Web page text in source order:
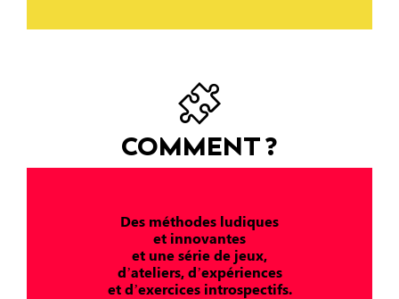
COMMENT ?
Des méthodes ludiques
et innovantes
et une série de jeux,
d’ateliers, d’expériences
et d’exercices introspectifs.